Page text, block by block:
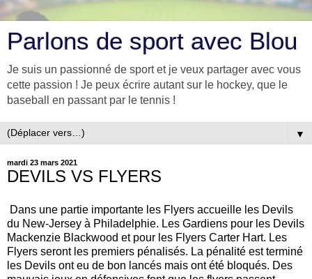
Parlons de sport avec Blou
Je suis un passionné de sport et je veux partager avec vous
cette passion ! Je peux écrire autant sur le hockey, que le
baseball en passant par le tennis !
▼
mardi 23 mars 2021
DEVILS VS FLYERS
Dans une partie importante les Flyers accueille les Devils
du New-Jersey à Philadelphie. Les Gardiens pour les Devils
Mackenzie Blackwood et pour les Flyers Carter Hart. Les
Flyers seront les premiers pénalisés. La pénalité est terminé
les Devils ont eu de bon lancés mais ont été bloqués. Des